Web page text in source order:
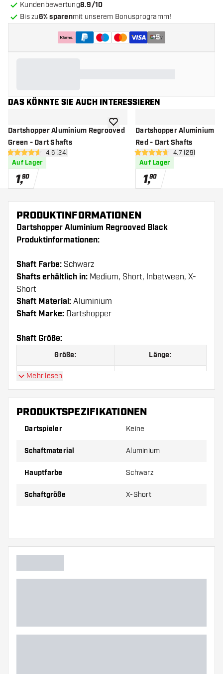
Kundenbewertung8.9/10
Bis zu6% sparenmit unserem Bonusprogramm!
+5
DAS KÖNNTE SIE AUCH INTERESSIEREN
Dartshopper Aluminium Regrooved
Green - Dart Shafts
Bewertungsbereich öffnen
4.6 Bewertungssterne
4.6 (24)
Auf Lager
1,90
Zur Wunschliste hinzufügen
Dartshopper Aluminium
Red - Dart Shafts
4.7 Bewertungssterne
4.7 (29)
Auf Lager
1,90
PRODUKTINFORMATIONEN
Dartshopper Aluminium Regrooved Black
Produktinformationen:
Shaft Farbe: Schwarz
Shafts erhältlich in: Medium, Short, Inbetween, X-
Short
Shaft Material: Aluminium
Shaft Marke: Dartshopper
Shaft Größe:
Größe: Länge:
X-Short
Inbetween
Preise gelten jeweils für ein Set (1 Set = 3 Stück).
Mehr lesen
PRODUKTSPEZIFIKATIONEN
Dartspieler Keine
Schaftmaterial Aluminium
Hauptfarbe Schwarz
Schaftgröße X-Short